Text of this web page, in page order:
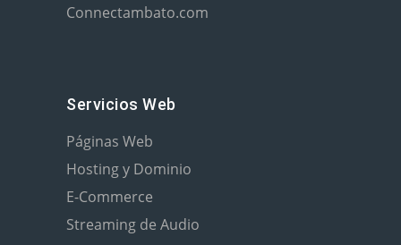
Connectambato.com
Servicios Web
Páginas Web
Hosting y Dominio
E-Commerce
Streaming de Audio